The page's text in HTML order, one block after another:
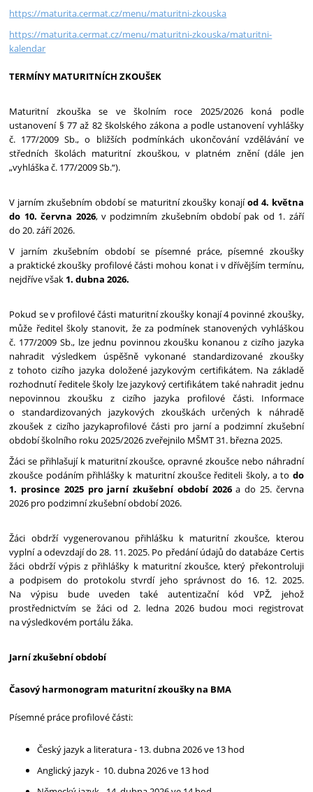
https://maturita.cermat.cz/menu/maturitni-zkouska
https://maturita.cermat.cz/menu/maturitni-zkouska/maturitni-
kalendar
TERMÍNY MATURITNÍCH ZKOUŠEK
Maturitní zkouška se ve školním roce 2025/2026 koná podle
ustanovení § 77 až 82 školského zákona a podle ustanovení vyhlášky
č. 177/2009 Sb., o bližších podmínkách ukončování vzdělávání ve
středních školách maturitní zkouškou, v platném znění (dále jen
„vyhláška č. 177/2009 Sb.“).
V jarním zkušebním období se maturitní zkoušky konajíod 4. května
do 10. června 2026, v podzimním zkušebním období pak od 1. září
do 20. září 2026.
V jarním zkušebním období se písemné práce, písemné zkoušky
a praktické zkoušky profilové části mohou konat i v dřívějším termínu,
nejdříve však 1. dubna 2026.
Pokud se v profilové části maturitní zkoušky konají 4 povinné zkoušky,
může ředitel školy stanovit, že za podmínek stanovených vyhláškou
č. 177/2009 Sb., lze jednu povinnou zkoušku konanou z cizího jazyka
nahradit výsledkem úspěšně vykonané standardizované zkoušky
z tohoto cizího jazyka doložené jazykovým certifikátem. Na základě
rozhodnutí ředitele školy lze jazykový certifikátem také nahradit jednu
nepovinnou zkoušku z cizího jazyka profilové části. Informace
o standardizovaných jazykových zkouškách určených k náhradě
zkoušek z cizího jazykaprofilové části pro jarní a podzimní zkušební
období školního roku 2025/2026 zveřejnilo MŠMT 31. března 2025.
Žáci se přihlašují k maturitní zkoušce, opravné zkoušce nebo náhradní
zkoušce podáním přihlášky k maturitní zkoušce řediteli školy, a to do
1. prosince 2025 pro jarní zkušební období 2026a do 25. června
2026 pro podzimní zkušební období 2026.
Žáci obdrží vygenerovanou přihlášku k maturitní zkoušce, kterou
vyplní a odevzdají do 28. 11. 2025. Po předání údajů do databáze Certis
žáci obdrží výpis z přihlášky k maturitní zkoušce, který překontroluji
a podpisem do protokolu stvrdí jeho správnost do 16. 12. 2025.
Na výpisu bude uveden také autentizační kód VPŽ, jehož
prostřednictvím se žáci od 2. ledna 2026 budou moci registrovat
na výsledkovém portálu žáka.
Jarní zkušební období
Časový harmonogram maturitní zkoušky na BMA
Písemné práce profilové části:
Český jazyk a literatura - 13. dubna 2026 ve 13 hod
Anglický jazyk -  10. dubna 2026 ve 13 hod